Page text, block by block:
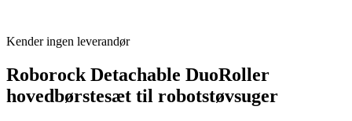
Kender ingen leverandør
Roborock Detachable DuoRoller
hovedbørstesæt til robotstøvsuger